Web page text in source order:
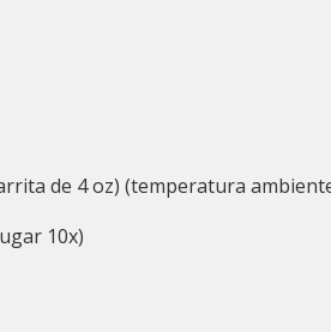
de 4 oz) (temperatura
10x)